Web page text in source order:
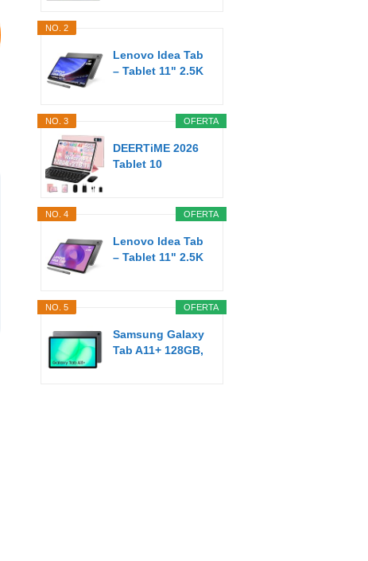
NO. 2
Lenovo Idea Tab
– Tablet 11" 2.5K
OFERTA
NO. 3
DEERTiME 2026
Tablet 10
OFERTA
NO. 4
Lenovo Idea Tab
– Tablet 11" 2.5K
OFERTA
NO. 5
Samsung Galaxy
Tab A11+ 128GB,